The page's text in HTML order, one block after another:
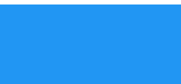
ARGANDA DEL